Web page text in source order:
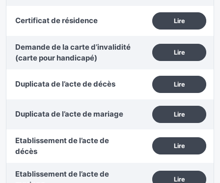
Certificat de résidence Lire
Demande de la carte d’invalidité
(carte pour handicapé)
Lire
Duplicata de l’acte de décès Lire
Duplicata de l’acte de mariage Lire
Etablissement de l’acte de
décès
Lire
Etablissement de l’acte de
Lire